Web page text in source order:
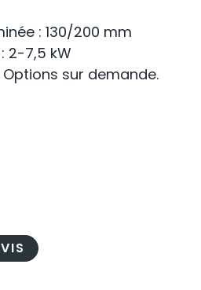
: 130/200 mm
2-7,5 kW
sur demande.